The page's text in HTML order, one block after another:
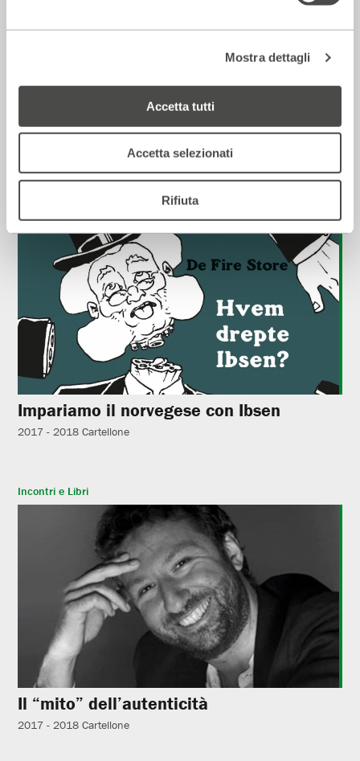
Mostra dettagli
Accetta tutti
Accetta selezionati
Rifiuta
Sonata di spettri per Henrik Ibsen
2017 - 2018 Cartellone
Impariamo il norvegese con Ibsen
2017 - 2018 Cartellone
Incontri e Libri
Il “mito” dell’autenticità
2017 - 2018 Cartellone